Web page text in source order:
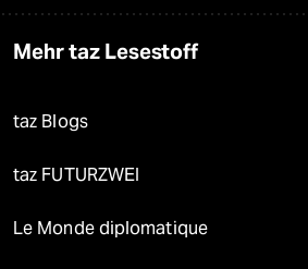
Mehr taz Lesestoff
taz Blogs
taz FUTURZWEI
Le Monde diplomatique